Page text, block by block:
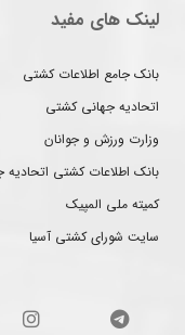
لینک های مفید
بانک جامع اطلاعات کشتی
اتحادیه جهانی کشتی
وزارت ورزش و جوانان
بانک اطلاعات کشتی اتحادیه
کمیته ملی المپیک
سایت شورای کشتی آسیا